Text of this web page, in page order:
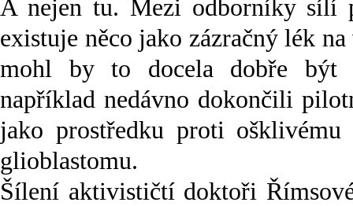
A nejen tu. Mezi odborníky sílí
existuje něco jako zázračný lék
mohl by to docela dobře být
například nedávno dokončili
jako prostředku proti ošklivému
glioblastomu.
Šílení aktivističtí doktoři